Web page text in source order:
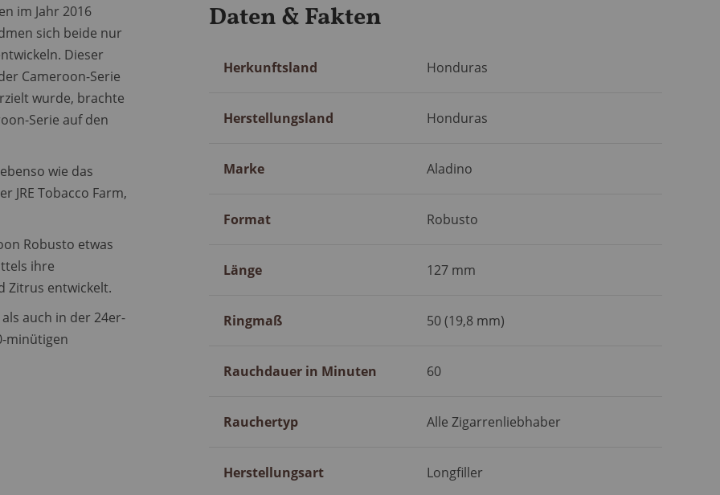
im Jahr 2016
sich beide nur
Dieser
Cameroon-Serie
wurde, brachte
Serie auf den
wie das
JRE Tobacco Farm,
Robusto etwas
ihre
Zitrus entwickelt.
auch in der 24er-
minütigen
Daten & Fakten
Mehr
Herkunftsland Honduras
Herstellungsland Honduras
Marke Aladino
Format Robusto
Länge 127 mm
Ringmaß 50 (19,8 mm)
Rauchdauer in Minuten 60
Rauchertyp Alle Zigarrenliebhaber
Herstellungsart Longfiller